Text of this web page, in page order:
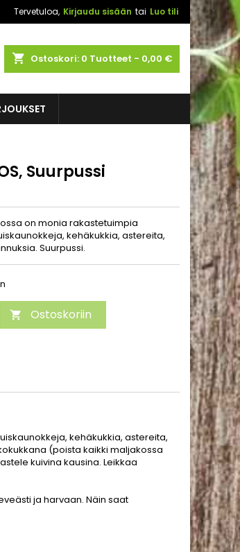
Tervetuloa, Kirjaudu sisään tai Luo tili
shopping_cart Ostoskori: 0 Tuotteet - 0,00 €
Suurpussi
on monia rakastetuimpia
kehäkukkia, astereita,
Suurpussi.
 Ostoskoriin
kehäkukkia, astereita,
(poista kaikki maljakossa
kuivina kausina. Leikkaa
ja harvaan. Näin saat